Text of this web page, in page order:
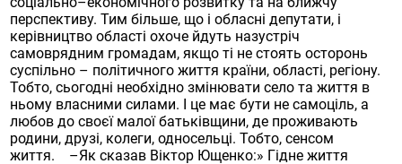
перспективу. Тим більше, що і обласні депутати, і
керівництво області охоче йдуть назустріч
самоврядним громадам, якщо ті не стоять осторонь
суспільно – політичного життя країни, області, регіону.
Тобто, сьогодні необхідно змінювати село та життя в
ньому власними силами. І це має бути не самоціль, а
любов до своєї малої батьківщини, де проживають
родини, друзі, колеги, односельці. Тобто, сенсом
життя. –Як сказав Віктор Ющенко:» Гідне життя